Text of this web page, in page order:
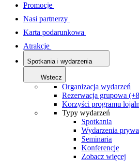
Promocje
Nasi partnerzy
Karta podarunkowa
Atrakcje
Spotkania i wydarzenia
Wstecz
Organizacja wydarzeń
Rezerwacja grupowa
Korzyści programu
Typy wydarzeń
Spotkania
Wydarzenia
Seminaria
Konferencje
Zobacz więcej